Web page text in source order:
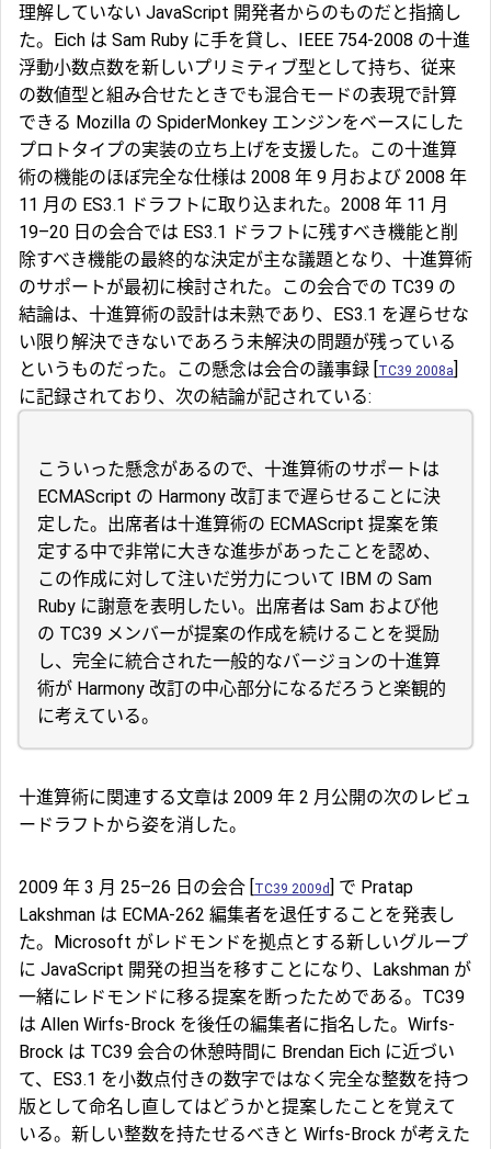
理解していない JavaScript 開発者からのものだと指摘し
た。Eich は Sam Ruby に手を貸し、IEEE 754-2008 の十進
浮動小数点数を新しいプリミティブ型として持ち、従来
の数値型と組み合せたときでも混合モードの表現で計算
できる Mozilla の SpiderMonkey エンジンをベースにした
プロトタイプの実装の立ち上げを支援した。この十進算
術の機能のほぼ完全な仕様は 2008 年 9 月および 2008 年
11 月の ES3.1 ドラフトに取り込まれた。2008 年 11 月
19–20 日の会合では ES3.1 ドラフトに残すべき機能と削
除すべき機能の最終的な決定が主な議題となり、十進算術
のサポートが最初に検討された。この会合での TC39 の
結論は、十進算術の設計は未熟であり、ES3.1 を遅らせな
い限り解決できないであろう未解決の問題が残っている
というものだった。この懸念は会合の議事録 [TC39 2008a]
に記録されており、次の結論が記されている:
こういった懸念があるので、十進算術のサポートは
ECMAScript の Harmony 改訂まで遅らせることに決
定した。出席者は十進算術の ECMAScript 提案を策
定する中で非常に大きな進歩があったことを認め、
この作成に対して注いだ労力について IBM の Sam
Ruby に謝意を表明したい。出席者は Sam および他
の TC39 メンバーが提案の作成を続けることを奨励
し、完全に統合された一般的なバージョンの十進算
術が Harmony 改訂の中心部分になるだろうと楽観的
に考えている。
十進算術に関連する文章は 2009 年 2 月公開の次のレビュ
ードラフトから姿を消した。
2009 年 3 月 25–26 日の会合 [TC39 2009d] で Pratap
Lakshman は ECMA-262 編集者を退任することを発表し
た。Microsoft がレドモンドを拠点とする新しいグループ
に JavaScript 開発の担当を移すことになり、Lakshman が
一緒にレドモンドに移る提案を断ったためである。TC39
は Allen Wirfs-Brock を後任の編集者に指名した。Wirfs-
Brock は TC39 会合の休憩時間に Brendan Eich に近づい
て、ES3.1 を小数点付きの数字ではなく完全な整数を持つ
版として命名し直してはどうかと提案したことを覚えて
いる。新しい整数を持たせるべきと Wirfs-Brock が考えた